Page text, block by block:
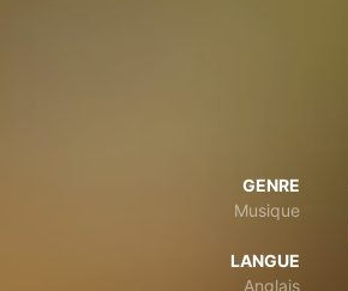
GENRE
Musique
LANGUE
Anglais